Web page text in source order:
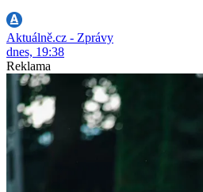
Aktuálně.cz - Zprávy
dnes, 19:38
Reklama